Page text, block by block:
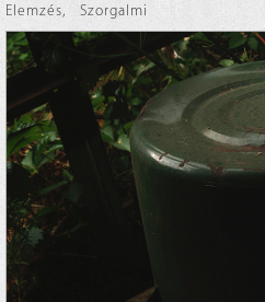
Elemzés, Szorgalmi